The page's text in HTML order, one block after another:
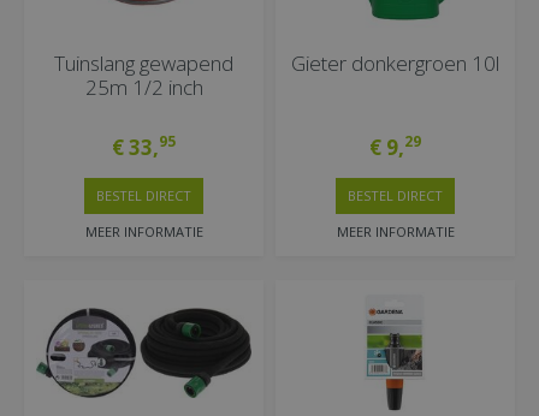
Tuinslang gewapend
25m 1/2 inch
€33,95
MEER INFORMATIE
BESTEL DIRECT
Gieter donkergroen 10l
€ 9,29
MEER INFORMATIE
BESTEL DIRECT